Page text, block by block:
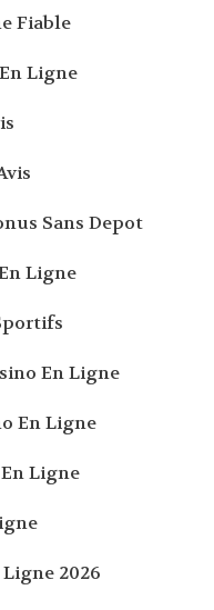
Fiable
Ligne
Sans Depot
Ligne
En Ligne
En Ligne
Ligne
2026